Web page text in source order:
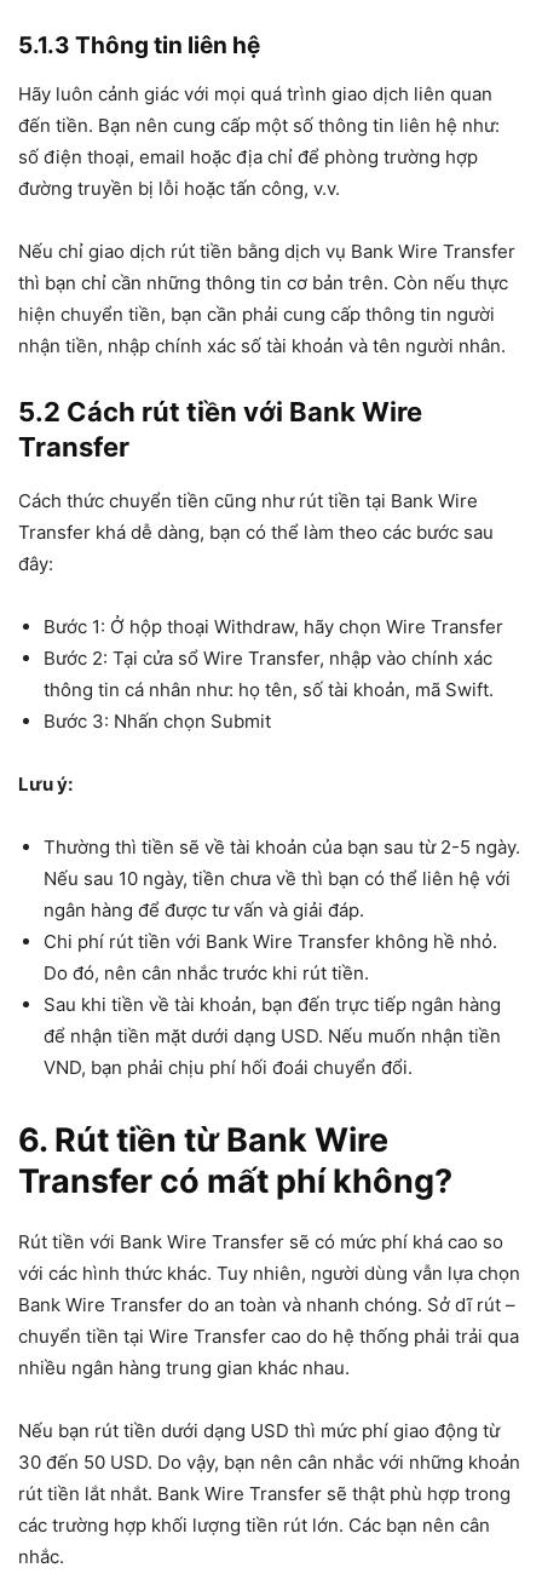
5.1.3 Thông tin liên hệ
Hãy luôn cảnh giác với mọi quá trình giao dịch liên quan
đến tiền. Bạn nên cung cấp một số thông tin liên hệ như:
số điện thoại, email hoặc địa chỉ để phòng trường hợp
đường truyền bị lỗi hoặc tấn công, v.v.
Nếu chỉ giao dịch rút tiền bằng dịch vụ Bank Wire Transfer
thì bạn chỉ cần những thông tin cơ bản trên. Còn nếu thực
hiện chuyển tiền, bạn cần phải cung cấp thông tin người
nhận tiền, nhập chính xác số tài khoản và tên người nhân.
5.2 Cách rút tiền với Bank Wire
Transfer
Cách thức chuyển tiền cũng như rút tiền tại Bank Wire
Transfer khá dễ dàng, bạn có thể làm theo các bước sau
đây:
Bước 1: Ở hộp thoại Withdraw, hãy chọn Wire Transfer
Bước 2: Tại cửa sổ Wire Transfer, nhập vào chính xác
thông tin cá nhân như: họ tên, số tài khoản, mã Swift.
Bước 3: Nhấn chọn Submit
Lưu ý:
Thường thì tiền sẽ về tài khoản của bạn sau từ 2-5 ngày.
Nếu sau 10 ngày, tiền chưa về thì bạn có thể liên hệ với
ngân hàng để được tư vấn và giải đáp.
Chi phí rút tiền với Bank Wire Transfer không hề nhỏ.
Do đó, nên cân nhắc trước khi rút tiền.
Sau khi tiền về tài khoản, bạn đến trực tiếp ngân hàng
để nhận tiền mặt dưới dạng USD. Nếu muốn nhận tiền
VND, bạn phải chịu phí hối đoái chuyển đổi.
6. Rút tiền từ Bank Wire
Transfer có mất phí không?
Rút tiền với Bank Wire Transfer sẽ có mức phí khá cao so
với các hình thức khác. Tuy nhiên, người dùng vẫn lựa chọn
Bank Wire Transfer do an toàn và nhanh chóng. Sở dĩ rút –
chuyển tiền tại Wire Transfer cao do hệ thống phải trải qua
nhiều ngân hàng trung gian khác nhau.
Nếu bạn rút tiền dưới dạng USD thì mức phí giao động từ
30 đến 50 USD. Do vậy, bạn nên cân nhắc với những khoản
rút tiền lắt nhắt. Bank Wire Transfer sẽ thật phù hợp trong
các trường hợp khối lượng tiền rút lớn. Các bạn nên cân
nhắc.